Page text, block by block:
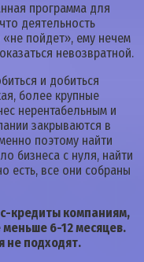
программа для
деятельность
пойдет», ему нечем
невозвратной.
и добиться
более крупные
нерентабельным и
закрываются в
поэтому найти
бизнеса с нуля, найти
есть, все они собраны
кредиты компаниям,
6-12 месяцев.
не подходят.